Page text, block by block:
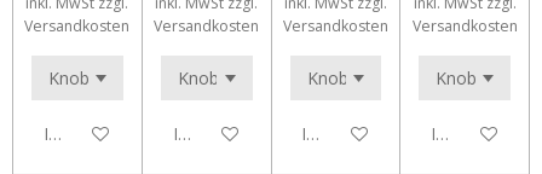
Versandkosten
In den Warenkorb
Versandkosten
In den Warenkorb
Versandkosten
In den Warenkorb
Versandkosten
In den